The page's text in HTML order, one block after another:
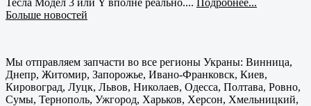
Тесла Модел 3 или Y вполне реально.... Подробнее...
Больше новостей
Мы отправляем запчасти во все регионы Украны: Винница,
Днепр, Житомир, Запорожье, Ивано-Франковск, Киев,
Кировоград, Луцк, Львов, Николаев, Одесса, Полтава, Ровно,
Сумы, Тернополь, Ужгород, Харьков, Херсон, Хмельницкий,